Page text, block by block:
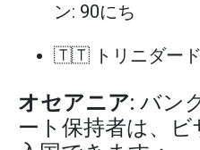
ン: 90にち
🇹🇹 トリニダー
オセアニア: バン
ート保持者は、